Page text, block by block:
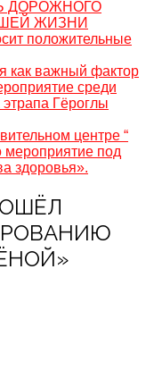
ДОРОЖНОГО
ЖИЗНИ
положительные
как важный фактор
среди
этрапа Гёроглы
центре “
мероприятие под
здоровья».